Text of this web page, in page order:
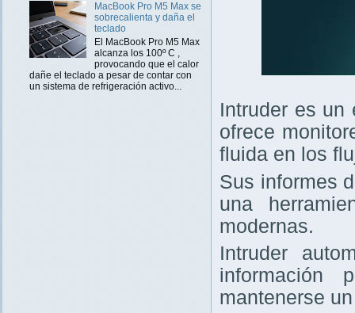
MacBook Pro M5 Max se
sobrecalienta y daña el
teclado
El MacBook Pro M5 Max
alcanza los 100º C ,
provocando que el calor
dañe el teclado a pesar de contar con
un sistema de refrigeración activo...
Intruder es un
ofrece
fluida en los
Sus informes
una
modernas.
Intruder
información
mantenerse